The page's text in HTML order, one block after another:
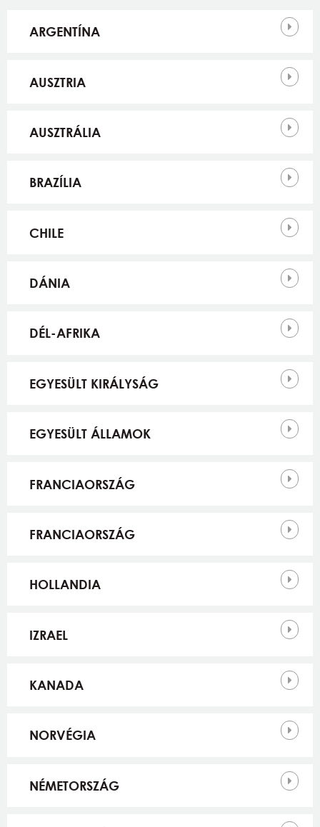
Országok
ARGENTÍNA
AUSZTRIA
AUSZTRÁLIA
BRAZÍLIA
CHILE
DÁNIA
DÉL-AFRIKA
EGYESÜLT KIRÁLYSÁG
EGYESÜLT ÁLLAMOK
FRANCIAORSZÁG
FRANCIAORSZÁG
HOLLANDIA
IZRAEL
KANADA
NORVÉGIA
NÉMETORSZÁG